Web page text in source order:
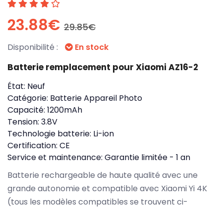
23.88€ 29.85€
Disponibilité : En stock
Batterie remplacement pour Xiaomi AZ16-2
État: Neuf
Catégorie: Batterie Appareil Photo
Capacité: 1200mAh
Tension: 3.8V
Technologie batterie: Li-ion
Certification: CE
Service et maintenance: Garantie limitée - 1 an
Batterie rechargeable de haute qualité avec une
grande autonomie et compatible avec Xiaomi Yi 4K
(tous les modèles compatibles se trouvent ci-